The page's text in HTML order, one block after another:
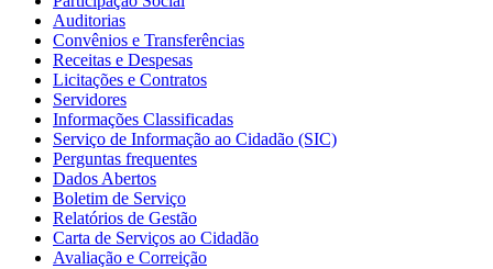
Auditorias
Convênios e Transferências
Receitas e Despesas
Licitações e Contratos
Servidores
Informações Classificadas
Serviço de Informação ao Cidadão (SIC)
Perguntas frequentes
Dados Abertos
Boletim de Serviço
Relatórios de Gestão
Carta de Serviços ao Cidadão
Avaliação e Correição